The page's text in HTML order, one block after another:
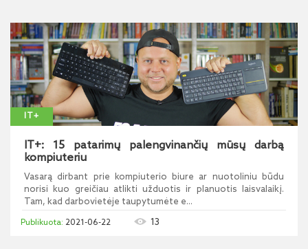
IT+
IT+: 15 patarimų palengvinančių mūsų darbą
kompiuteriu
Vasarą dirbant prie kompiuterio biure ar nuotoliniu būdu
norisi kuo greičiau atlikti užduotis ir planuotis laisvalaikį.
Tam, kad darbovietėje taupytumėte e...
2021-06-22 13